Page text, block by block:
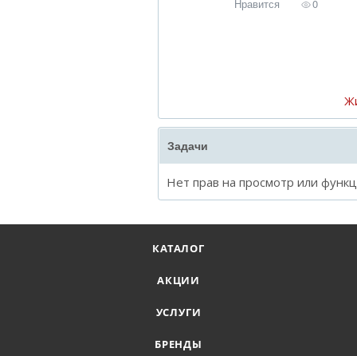
Нравится 0
Задачи
Нет прав на просмотр или
КАТАЛОГ
АКЦИИ
УСЛУГИ
БРЕНДЫ